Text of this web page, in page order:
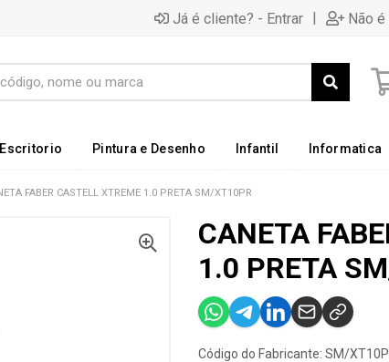
Já é cliente? - Entrar | Não
Escritorio Pintura e Desenho Infantil Informatica
FABER CASTELL XTREME 1.0 PRETA SM/XT10PR
CANETA
1.0 PRETA
Código do Fabricante: SM/